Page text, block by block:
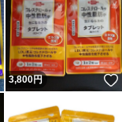
いいね！
3,800円